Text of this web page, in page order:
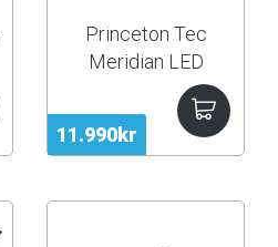
11.990kr
Princeton Tec
Meridian LED
Strobe Light